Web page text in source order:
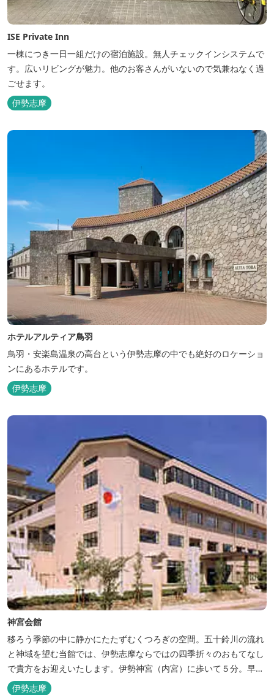
ISE Private Inn
一棟につき一日一組だけの宿泊施設。無人チェックインシステムで
す。広いリビングが魅力。他のお客さんがいないので気兼ねなく過
ごせます。
伊勢志摩
ホテルアルティア鳥羽
鳥羽・安楽島温泉の高台という伊勢志摩の中でも絶好のロケーショ
ンにあるホテルです。
伊勢志摩
神宮会館
移ろう季節の中に静かにたたずむくつろぎの空間。五十鈴川の流れ
と神域を望む当館では、伊勢志摩ならではの四季折々のおもてなし
で貴方をお迎えいたします。伊勢神宮（内宮）に歩いて５分。早朝
参拝を体験できます。
伊勢志摩